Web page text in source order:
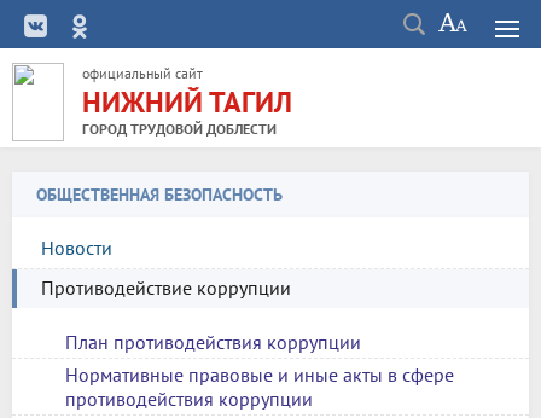
официальный сайт
НИЖНИЙ ТАГИЛ
ГОРОД ТРУДОВОЙ ДОБЛЕСТИ
ОБЩЕСТВЕННАЯ БЕЗОПАСНОСТЬ
Новости
Противодействие коррупции
План противодействия коррупции
Нормативные правовые и иные акты в сфере
противодействия коррупции